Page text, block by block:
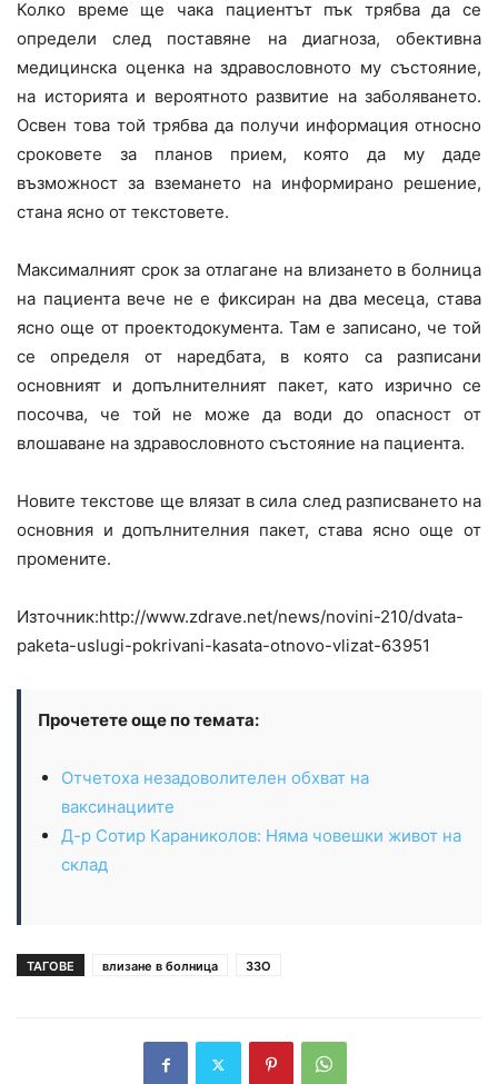
Колко време ще чака пациентът пък трябва да се
определи след поставяне на диагноза, обективна
медицинска оценка на здравословното му състояние,
на историята и вероятното развитие на заболяването.
Освен това той трябва да получи информация относно
сроковете за планов прием, която да му даде
възможност за вземането на информирано решение,
стана ясно от текстовете.
Максималният срок за отлагане на влизането в болница
на пациента вече не е фиксиран на два месеца, става
ясно още от проектодокумента. Там е записано, че той
се определя от наредбата, в която са разписани
основният и допълнителният пакет, като изрично се
посочва, че той не може да води до опасност от
влошаване на здравословното състояние на пациента.
Новите текстове ще влязат в сила след разписването на
основния и допълнителния пакет, става ясно още от
промените.
Източник:http://www.zdrave.net/news/novini-210/dvata-
paketa-uslugi-pokrivani-kasata-otnovo-vlizat-63951
Прочетете още по темата:
Отчетоха незадоволителен обхват на
ваксинациите
Д-р Сотир Караниколов: Няма човешки живот на
склад
ТАГОВЕ влизане в болница ЗЗО